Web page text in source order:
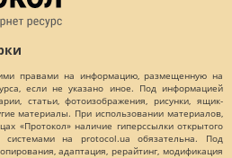
правами на информацию, размещенную на
если не указано иное. Под информацией
статьи, фотоизображения, рисунки, ящик-
материалы. При использовании материалов,
«Протокол» наличие гиперссылки открытого
системами на protocol.ua обязательна. Под
адаптация, рерайтинг, модификация